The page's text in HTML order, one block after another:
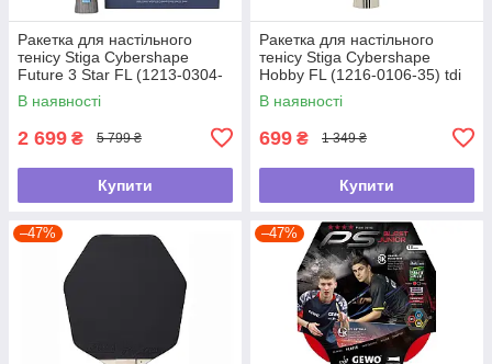
Ракетка для настільного
тенісу Stiga Cybershape
Future 3 Star FL (1213-0304-
35) tdi
В наявності
2 699 ₴ 5 799 ₴
Купити
Ракетка для настільного
тенісу Stiga Cybershape
Hobby FL (1216-0106-35) tdi
В наявності
699 ₴ 1 349 ₴
Купити
–47% –47%